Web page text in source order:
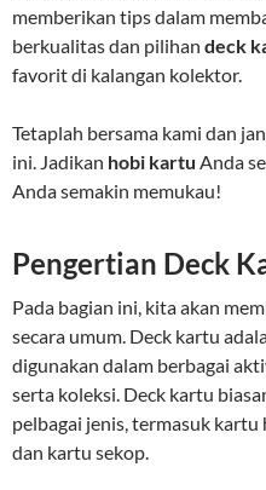
memberikan tips dalam
berkualitas dan pilihan deck
favorit di kalangan kolektor.
Tetaplah bersama kami dan
ini. Jadikan hobi kartu Anda
Anda semakin memukau!
Pengertian Deck
Pada bagian ini, kita akan
secara umum. Deck kartu
digunakan dalam berbagai
serta koleksi. Deck kartu
pelbagai jenis, termasuk
dan kartu sekop.